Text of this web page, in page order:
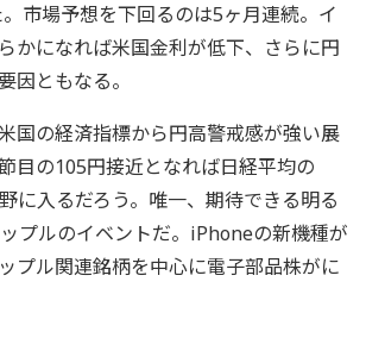
市場予想を下回るのは5ヶ月連続。イ
かになれば米国金利が低下、さらに円
因ともなる。
国の経済指標から円高警戒感が強い展
目の105円接近となれば日経平均の
に入るだろう。唯一、期待できる明る
プルのイベントだ。iPhoneの新機種が
プル関連銘柄を中心に電子部品株がに